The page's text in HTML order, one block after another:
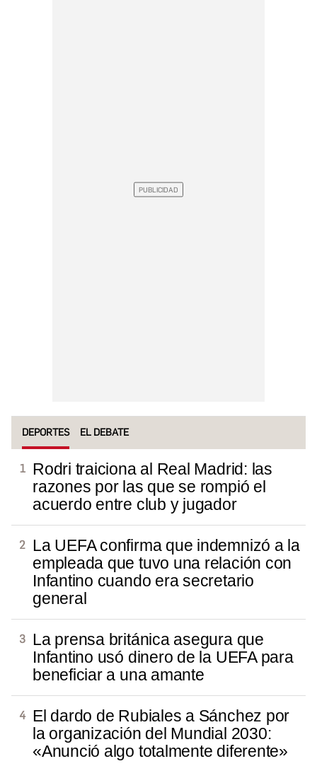
DEPORTES EL DEBATE
Rodri traiciona al Real Madrid: las
razones por las que se rompió el
acuerdo entre club y jugador
La UEFA confirma que indemnizó a la
empleada que tuvo una relación con
Infantino cuando era secretario
general
La prensa británica asegura que
Infantino usó dinero de la UEFA para
beneficiar a una amante
El dardo de Rubiales a Sánchez por
la organización del Mundial 2030:
«Anunció algo totalmente diferente»